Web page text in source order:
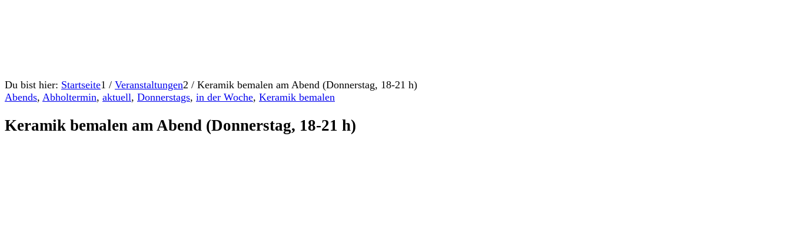
Du bist hier: Startseite1 / Veranstaltungen2 / Keramik bemalen am Abend (Donnerstag, 18-21 h)
Abends, Abholtermin, aktuell, Donnerstags, in der Woche, Keramik bemalen
Keramik bemalen am Abend (Donnerstag, 18-21 h)